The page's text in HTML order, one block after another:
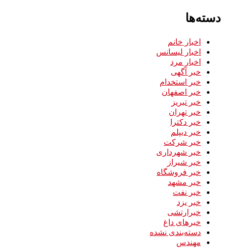
دسته‌ها
اخبار خانم
اخبار لیسانس
اخبار مرد
خبر آگهی
خبر استخدام
خبر اصفهان
خبر تبریز
خبر تهران
خبر دکترا
خبر دیپلم
خبر شرکت
خبر شهرداری
خبر شیراز
خبر فروشگاه
خبر مشهد
خبر نفت
خبر یزد
خبرارتشی
خبرهای داغ
دسته‌بندی نشده
مهندس